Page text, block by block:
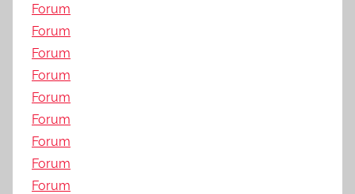
Forum
Forum
Forum
Forum
Forum
Forum
Forum
Forum
Forum